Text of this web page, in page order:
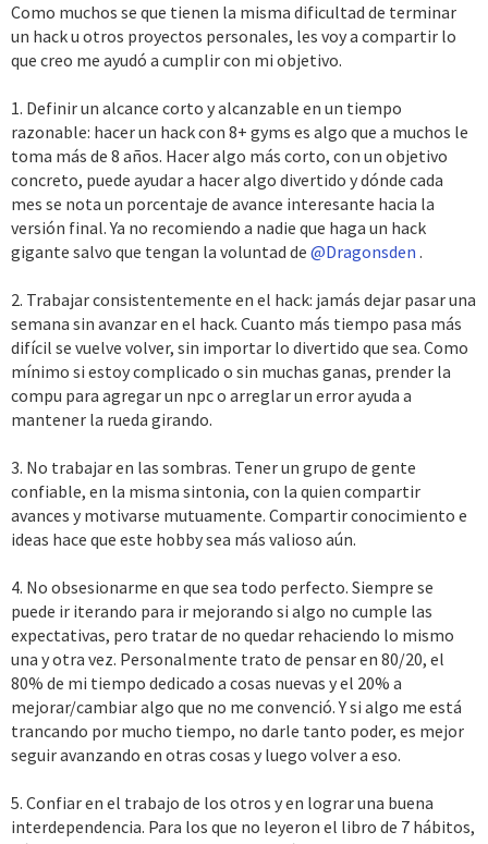
Como muchos se que tienen la misma dificultad de terminar
un hack u otros proyectos personales, les voy a compartir lo
que creo me ayudó a cumplir con mi objetivo.
1. Definir un alcance corto y alcanzable en un tiempo
razonable: hacer un hack con 8+ gyms es algo que a muchos le
toma más de 8 años. Hacer algo más corto, con un objetivo
concreto, puede ayudar a hacer algo divertido y dónde cada
mes se nota un porcentaje de avance interesante hacia la
versión final. Ya no recomiendo a nadie que haga un hack
gigante salvo que tengan la voluntad de @Dragonsden .
2. Trabajar consistentemente en el hack: jamás dejar pasar una
semana sin avanzar en el hack. Cuanto más tiempo pasa más
difícil se vuelve volver, sin importar lo divertido que sea. Como
mínimo si estoy complicado o sin muchas ganas, prender la
compu para agregar un npc o arreglar un error ayuda a
mantener la rueda girando.
3. No trabajar en las sombras. Tener un grupo de gente
confiable, en la misma sintonia, con la quien compartir
avances y motivarse mutuamente. Compartir conocimiento e
ideas hace que este hobby sea más valioso aún.
4. No obsesionarme en que sea todo perfecto. Siempre se
puede ir iterando para ir mejorando si algo no cumple las
expectativas, pero tratar de no quedar rehaciendo lo mismo
una y otra vez. Personalmente trato de pensar en 80/20, el
80% de mi tiempo dedicado a cosas nuevas y el 20% a
mejorar/cambiar algo que no me convenció. Y si algo me está
trancando por mucho tiempo, no darle tanto poder, es mejor
seguir avanzando en otras cosas y luego volver a eso.
5. Confiar en el trabajo de los otros y en lograr una buena
interdependencia. Para los que no leyeron el libro de 7 hábitos,